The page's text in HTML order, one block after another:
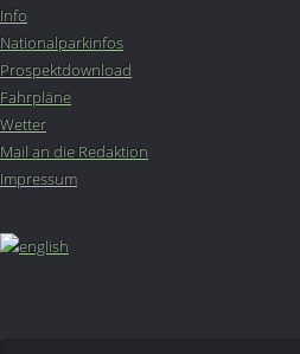
Info
Nationalparkinfos
Prospektdownload
Fahrpläne
Wetter
Mail an die Redaktion
Impressum